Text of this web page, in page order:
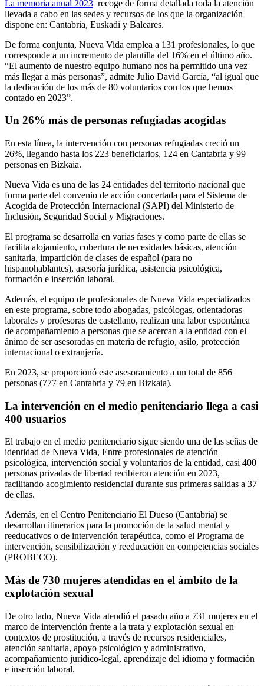
La memoria anual 2023 recoge de forma detallada toda la atención
llevada a cabo en las sedes y recursos de los que la organización
dispone en: Cantabria, Euskadi y Baleares.
De forma conjunta, Nueva Vida emplea a 131 profesionales, lo que
corresponde a un incremento de plantilla del 16% en el último año.
“El aumento de nuestro equipo humano nos ha permitido una vez
más llegar a más personas”, admite Julio David García, “al igual que
la dedicación de los más de 80 voluntarios con los que hemos
contado en 2023”.
Un 26% más de personas refugiadas acogidas
En esta línea, la intervención con personas refugiadas creció un
26%, llegando hasta los 223 beneficiarios, 124 en Cantabria y 99
personas en Bizkaia.
Nueva Vida es una de las 24 entidades del territorio nacional que
forma parte del convenio de acción concertada para el Sistema de
Acogida de Protección Internacional (SAPI) del Ministerio de
Inclusión, Seguridad Social y Migraciones.
El programa se desarrolla en varias fases y como parte de ellas se
facilita alojamiento, cobertura de necesidades básicas, atención
sanitaria, impartición de clases de español (para no
hispanohablantes), asesoría jurídica, asistencia psicológica,
formación e inserción laboral.
Además, el equipo de profesionales de Nueva Vida especializados
en este programa, sobre todo abogadas, psicólogas, orientadoras
laborales y profesoras de castellano, realizan una labor espontánea
de acompañamiento a personas que se acercan a la entidad con el
ánimo de ser asesoradas en materia de refugio, asilo, protección
internacional o extranjería.
En 2023, se proporcionó este asesoramiento a un total de 856
personas (777 en Cantabria y 79 en Bizkaia).
La intervención en el medio penitenciario llega a casi
400 usuarios
El trabajo en el medio penitenciario sigue siendo una de las señas de
identidad de Nueva Vida, Entre profesionales de atención
psicológica, intervención social y voluntarios de la entidad, casi 400
personas privadas de libertad recibieron atención en 2023,
facilitando acogimiento residencial durante sus primeras salidas a 37
de ellas.
Además, en el Centro Penitenciario El Dueso (Cantabria) se
desarrollan itinerarios para la promoción de la salud mental y
reeducativos o de intervención terapéutica, como el Programa de
intervención, sensibilización y reeducación en competencias sociales
(PROBECO).
Más de 730 mujeres atendidas en el ámbito de la
explotación sexual
De otro lado, Nueva Vida atendió el pasado año a 731 mujeres en el
marco de intervención frente a la trata y explotación sexual en
contextos de prostitución, a través de recursos residenciales,
atención sanitaria, apoyo psicológico y administrativo,
acompañamiento jurídico-legal, aprendizaje del idioma y formación
e inserción laboral.